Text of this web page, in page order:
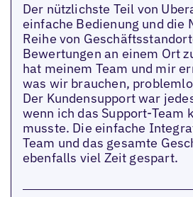
Der nützlichste Teil von
einfache Bedienung und die
Reihe von
Bewertungen an einem Ort
hat meinem Team und mir
was wir brauchen,
Der Kundensupport war
wenn ich das Support-Team
musste. Die einfache
Team und das gesamte
ebenfalls viel Zeit gespart.